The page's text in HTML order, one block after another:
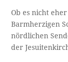
Ob es nicht
Barmherzigen
nördlichen
der